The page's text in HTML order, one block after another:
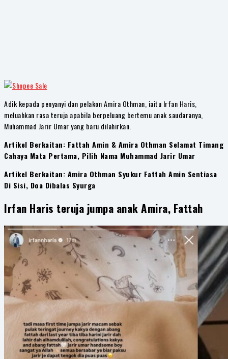
Adik kepada penyanyi dan pelakon Amira Othman, iaitu Irfan Haris,
meluahkan rasa teruja apabila berpeluang bertemu anak saudaranya,
Muhammad Jarir Umar yang baru dilahirkan.
Artikel Berkaitan: Fattah Amin & Amira Othman Selamat Timang
Cahaya Mata Pertama, Pilih Nama Muhammad Jarir Umar
Artikel Berkaitan: Amira Othman Syukur Fattah Amin Sentiasa
Di Sisi, Doa Dibalas Syurga
Irfan Haris teruja jumpa anak Amira, Fattah